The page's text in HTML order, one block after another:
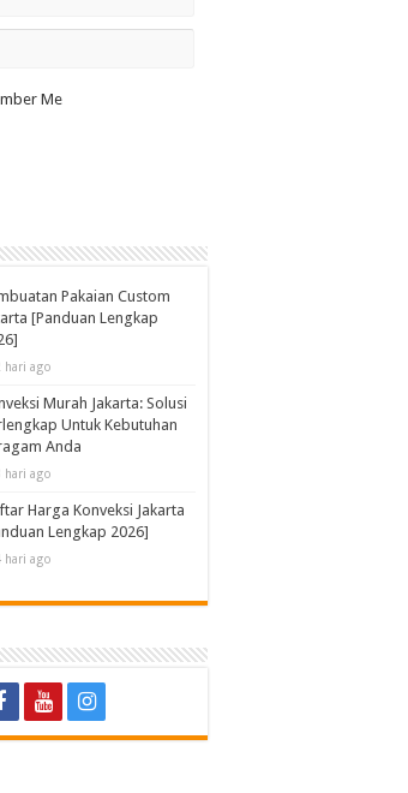
Me
Pakaian Custom
[Panduan Lengkap
hari ago
Murah Jakarta: Solusi
Untuk Kebutuhan
Anda
hari ago
Harga Konveksi Jakarta
Lengkap 2026]
hari ago